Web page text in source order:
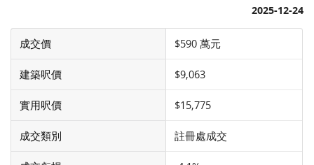
2025-12-24
成交價 $590 萬元
建築呎價 $9,063
實用呎價 $15,775
成交類別 註冊處成交